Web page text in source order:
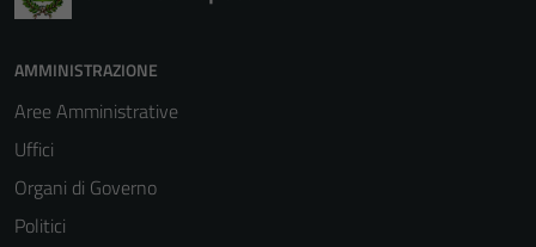
AMMINISTRAZIONE
Aree Amministrative
Uffici
Organi di Governo
Politici